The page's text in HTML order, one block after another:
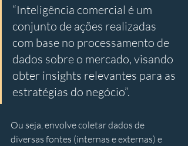
“Inteligência comercial é um
conjunto de ações realizadas
com base no processamento de
dados sobre o mercado, visando
obter insights relevantes para as
estratégias do negócio”.
Ou seja, envolve coletar dados de
diversas fontes (internas e externas) e